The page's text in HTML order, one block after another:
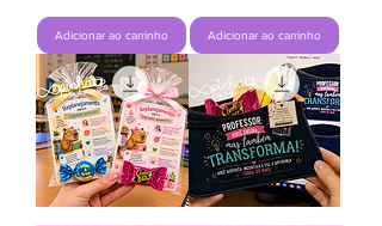
Adicionar ao carrinho Adicionar ao carrinho